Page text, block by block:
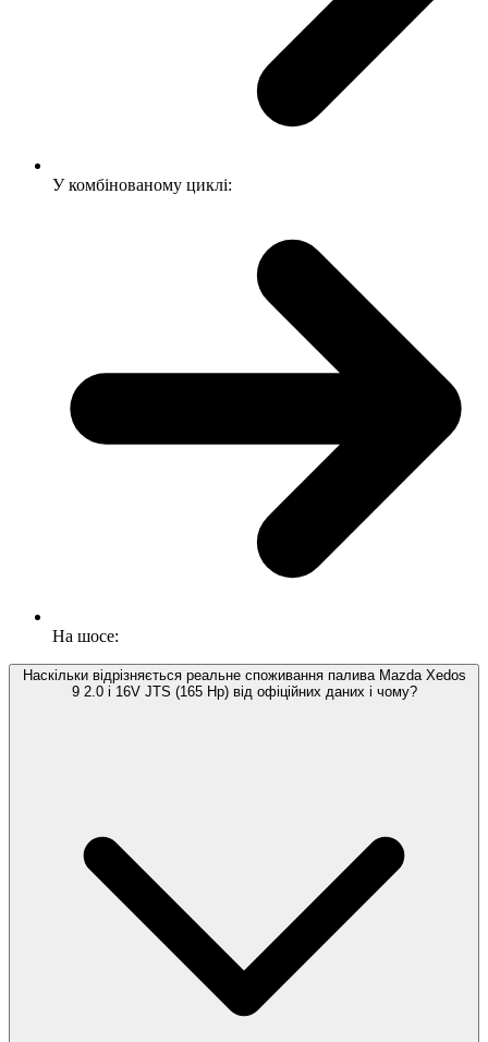
У комбінованому циклі:
На шосе:
Наскільки відрізняється реальне споживання палива Mazda Xedos
9 2.0 i 16V JTS (165 Hp) від офіційних даних і чому?